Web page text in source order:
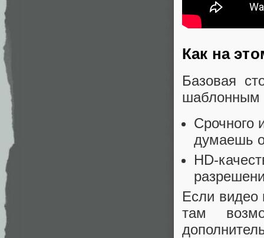
Как на
Базовая
шаблонным
Срочного
думаешь
HD-
Если видео
там